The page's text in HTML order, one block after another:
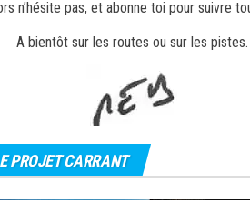
n’hésite pas, et abonne toi pour suivre
A bientôt sur les routes ou sur les pistes.
PROJET CARRANT